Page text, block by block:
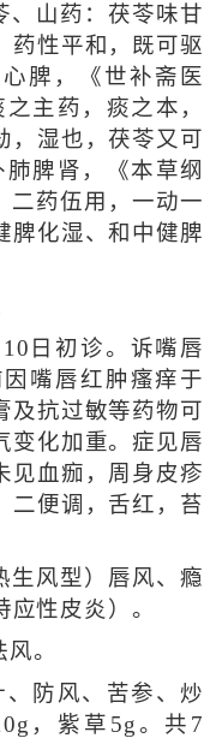
、山药：茯苓味甘
药性平和，既可驱
脾，《世补斋医
主药，痰之本，
，湿也，茯苓又可
脾肾，《本草纲
二药伍用，一动一
脾化湿、和中健脾
日初诊。诉嘴唇
嘴唇红肿瘙痒于
及抗过敏等药物可
变化加重。症见唇
见血痂，周身皮疹
二便调，舌红，苔
生风型）唇风、瘾
性皮炎）。
。
防风、苦参、炒
，紫草5g。共7